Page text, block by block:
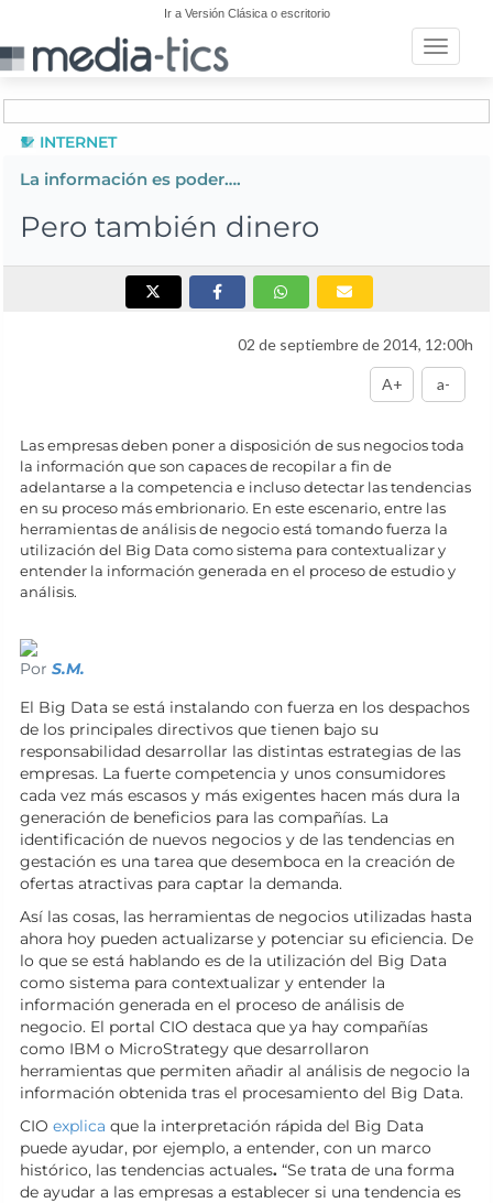
Ir a Versión Clásica o escritorio
Toggle
INTERNET
La información es poder….
Pero también dinero
02 de septiembre de 2014, 12:00h
A+ a-
Las empresas deben poner a disposición de sus negocios toda
la información que son capaces de recopilar a fin de
adelantarse a la competencia e incluso detectar las tendencias
en su proceso más embrionario. En este escenario, entre las
herramientas de análisis de negocio está tomando fuerza la
utilización del Big Data como sistema para contextualizar y
entender la información generada en el proceso de estudio y
análisis.
Por S.M.
El Big Data se está instalando con fuerza en los despachos
de los principales directivos que tienen bajo su
responsabilidad desarrollar las distintas estrategias de las
empresas. La fuerte competencia y unos consumidores
cada vez más escasos y más exigentes hacen más dura la
generación de beneficios para las compañías. La
identificación de nuevos negocios y de las tendencias en
gestación es una tarea que desemboca en la creación de
ofertas atractivas para captar la demanda.
Así las cosas, las herramientas de negocios utilizadas hasta
ahora hoy pueden actualizarse y potenciar su eficiencia. De
lo que se está hablando es de la utilización del Big Data
como sistema para contextualizar y entender la
información generada en el proceso de análisis de
negocio. El portal CIO destaca que ya hay compañías
como IBM o MicroStrategy que desarrollaron
herramientas que permiten añadir al análisis de negocio la
información obtenida tras el procesamiento del Big Data.
CIO explica que la interpretación rápida del Big Data
puede ayudar, por ejemplo, a entender, con un marco
histórico, las tendencias actuales. “Se trata de una forma
de ayudar a las empresas a establecer si una tendencia es